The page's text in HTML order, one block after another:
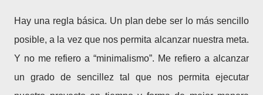
Hay una regla básica. Un plan debe ser lo más sencillo
posible, a la vez que nos permita alcanzar nuestra meta.
Y no me refiero a “minimalismo”. Me refiero a alcanzar
un grado de sencillez tal que nos permita ejecutar